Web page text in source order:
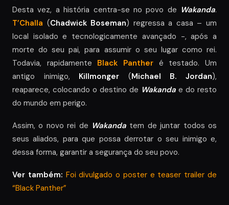
Desta vez, a história centra-se no povo de Wakanda.
T’Challa (Chadwick Boseman) regressa a casa – um
local isolado e tecnologicamente avançado -, após a
morte do seu pai, para assumir o seu lugar como rei.
Todavia, rapidamente Black Panther é testado. Um
antigo inimigo, Killmonger (Michael B. Jordan),
reaparece, colocando o destino de Wakanda e do resto
do mundo em perigo.
Assim, o novo rei de Wakanda tem de juntar todos os
seus aliados, para que possa derrotar o seu inimigo e,
dessa forma, garantir a segurança do seu povo.
Ver também: Foi divulgado o poster e teaser trailer de
“Black Panther”